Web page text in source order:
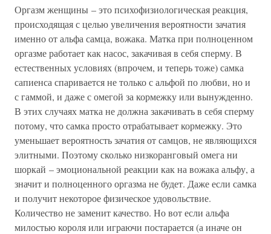
Оргазм женщины – это психофизиологическая реакция,
происходящая с целью увеличения вероятности зачатия
именно от альфа самца, вожака. Матка при полноценном
оргазме работает как насос, закачивая в себя сперму. В
естественных условиях (впрочем, и теперь тоже) самка
сапиенса спаривается не только с альфой по любви, но и
с гаммой, и даже с омегой за кормежку или вынужденно.
В этих случаях матка не должна закачивать в себя сперму
потому, что самка просто отрабатывает кормежку. Это
уменьшает вероятность зачатия от самцов, не являющихся
элитными. Поэтому сколько низкоранговый омега ни
шоркай – эмоциональной реакции как на вожака альфу, а
значит и полноценного оргазма не будет. Даже если самка
и получит некоторое физическое удовольствие.
Количество не заменит качество. Но вот если альфа
милостью короля или играючи постарается (а иначе он